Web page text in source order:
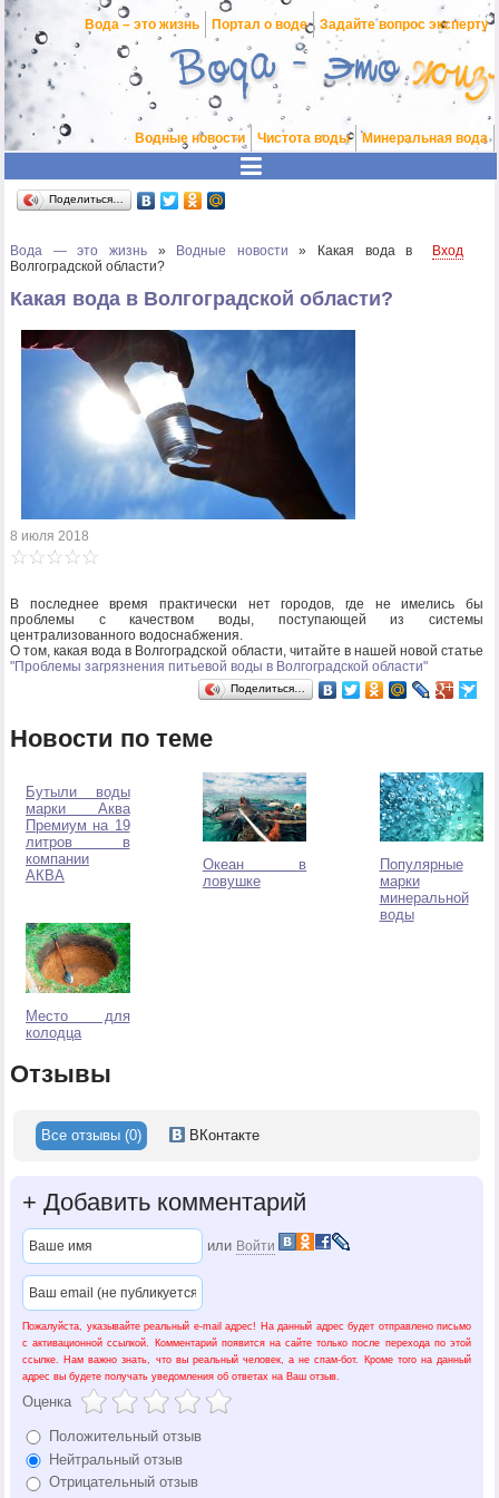
Вода – это жизнь Портал о воде Задайте вопрос эксперту
Водные новости Чистота воды Минеральная вода
Поделиться…
Вода — это жизнь» Водные новости »
Какая вода в
Волгоградской области?
Вход
Какая вода в Волгоградской области?
8 июля 2018
В последнее время практически нет городов, где не имелись бы
проблемы с качеством воды, поступающей из системы
централизованного водоснабжения.
О том, какая вода в Волгоградской области, читайте в нашей новой статье
"Проблемы загрязнения питьевой воды в Волгоградской области"
Поделиться…
Новости по теме
Бутыли воды
марки Аква
Премиум на 19
литров в
компании
АКВА
Океан в
ловушке
Популярные
марки
минеральной
воды
Место для
колодца
Отзывы
Все отзывы (0) ВКонтакте
+ Добавить комментарий
или Войти
Пожалуйста, указывайте реальный e-mail адрес! На данный адрес будет отправлено письмо
с активационной ссылкой. Комментарий появится на сайте только после перехода по этой
ссылке. Нам важно знать, что вы реальный человек, а не спам-бот. Кроме того на данный
адрес вы будете получать уведомления об ответах на Ваш отзыв.
Оценка
Положительный отзыв
Нейтральный отзыв
Отрицательный отзыв